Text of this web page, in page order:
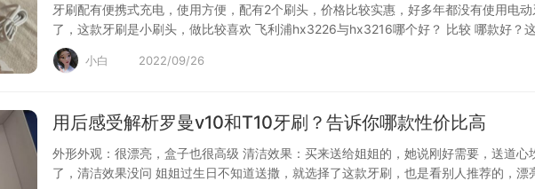
牙刷配有便携式充电，使用方便，配有2个刷头，价格比较实惠，好多年都没有使用电动
了，这款牙刷是小刷头，做比较喜欢 飞利浦hx3226与hx3216哪个好？ 比较 哪款好？
其…
小白 2022/09/26
用后感受解析罗曼v10和T10牙刷？告诉你哪款性价比高
外形外观：很漂亮，盒子也很高级 清洁效果：买来送给姐姐的，她说刚好需要，送道心
了，清洁效果没问 姐姐过生日不知道送撒，就选择了这款牙刷，也是看别人推荐的，漂